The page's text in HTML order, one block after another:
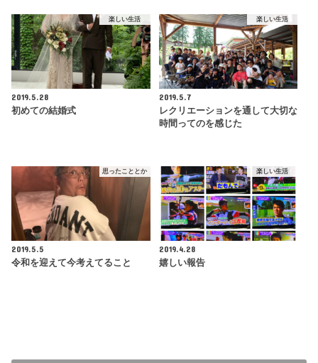
楽しい生活
2019.5.28
初めての結婚式
楽しい生活
2019.5.7
レクリエーションを通して大切な
時間ってのを感じた
思ったこととか
2019.5.5
令和を迎えて今考えてること
楽しい生活
2019.4.28
嬉しい報告